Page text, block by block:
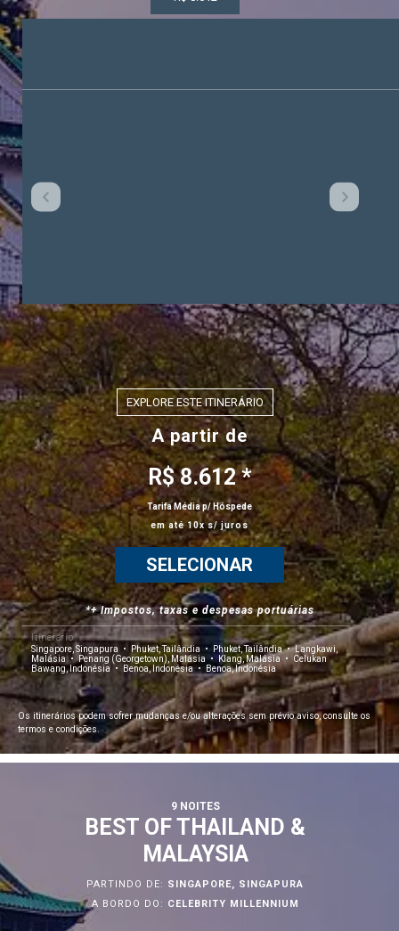
EXPLORE ESTE ITINERÁRIO
A partir de
R$ 8.612 *
Tarifa Média p/ Hóspede
em até 10x s/ juros
SELECIONAR
*+ Impostos, taxas e despesas portuárias
Itinerário
Singapore, Singapura
Phuket, Tailândia Phuket, Tailândia
Langkawi,
Malásia
Penang (Georgetown), Malásia Klang, Malásia
Celukan
Bawang, Indonésia
Benoa, Indonésia Benoa, Indonésia
Os itinerários podem sofrer mudanças e/ou alterações sem prévio aviso, consulte os
termos e condições.
9 NOITES
BEST OF THAILAND &
MALAYSIA
PARTINDO DE: SINGAPORE, SINGAPURA
A BORDO DO: CELEBRITY MILLENNIUM